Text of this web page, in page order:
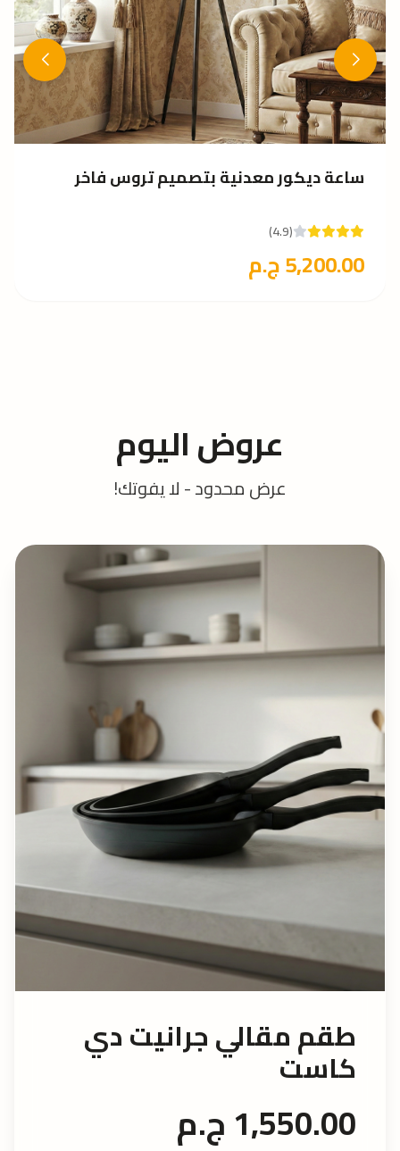
ساعة ديكور معدنية بتصميم تروس فاخر
(4.9)
5,200.00 ج.م
عروض اليوم
عرض محدود - لا يفوتك!
طقم مقالي جرانيت دي
كاست
1,550.00 ج.م